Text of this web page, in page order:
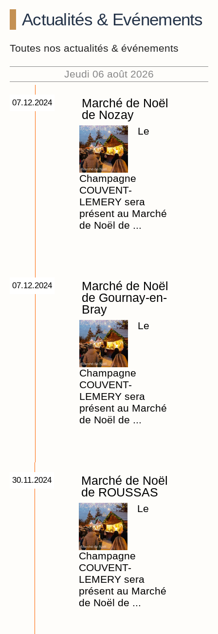
Actualités & Evénements
Toutes nos actualités & événements
Jeudi 06 août 2026
07.12.2024
Marché de Noël
de Nozay
Le
Champagne
COUVENT-
LEMERY sera
présent au Marché
de Noël de ...
07.12.2024
Marché de Noël
de Gournay-en-
Bray
Le
Champagne
COUVENT-
LEMERY sera
présent au Marché
de Noël de ...
30.11.2024
Marché de Noël
de ROUSSAS
Le
Champagne
COUVENT-
LEMERY sera
présent au Marché
de Noël de ...